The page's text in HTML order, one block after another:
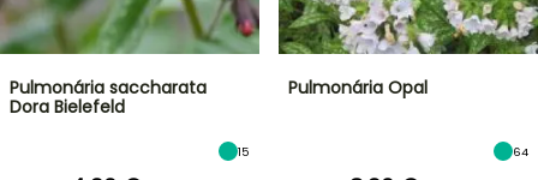
Pulmonária saccharata
Dora Bielefeld
15
Pulmonária Opal
64